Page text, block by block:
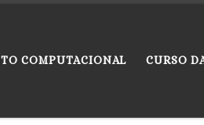
COMPUTACIONAL CURSO